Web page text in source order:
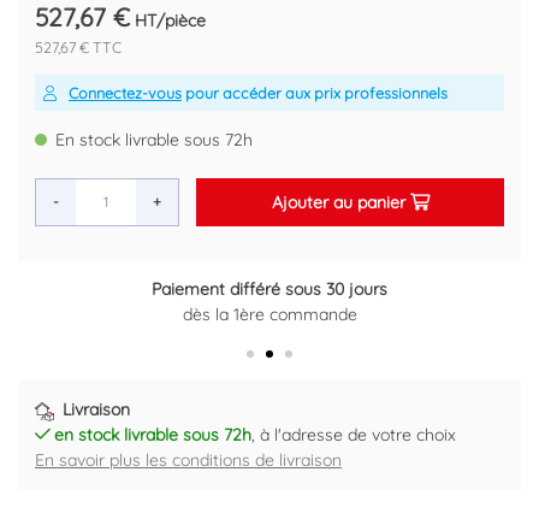
optimum.
Retrouvez les conditions de la garantie dans la fiche produit.
Marque : ONDEE
527,67 € HT/pièce
527,67 € TTC
Connectez-vous pour accéder aux prix professionnels
En stock livrable sous 72h
- + Ajouter au panier
Paiement différé sous 30 jours
dès la 1ère commande
Livraison
en stock livrable sous 72h, à l'adresse de votre choix
En savoir plus les conditions de livraison